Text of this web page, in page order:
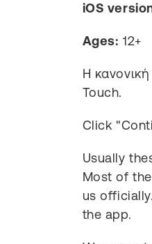
iOS
Ages: 12+
Η
Touch.
Click
Usually
Most of
us
the app.